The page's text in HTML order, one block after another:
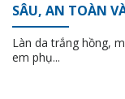
SÂU, AN TOÀN
Làn da trắng hồng,
em phụ...